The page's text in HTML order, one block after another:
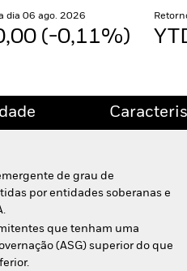
dia 06 ago. 2026
(-0,11%)
de grau de
por entidades soberanas e
que tenham uma
(ASG) superior do que